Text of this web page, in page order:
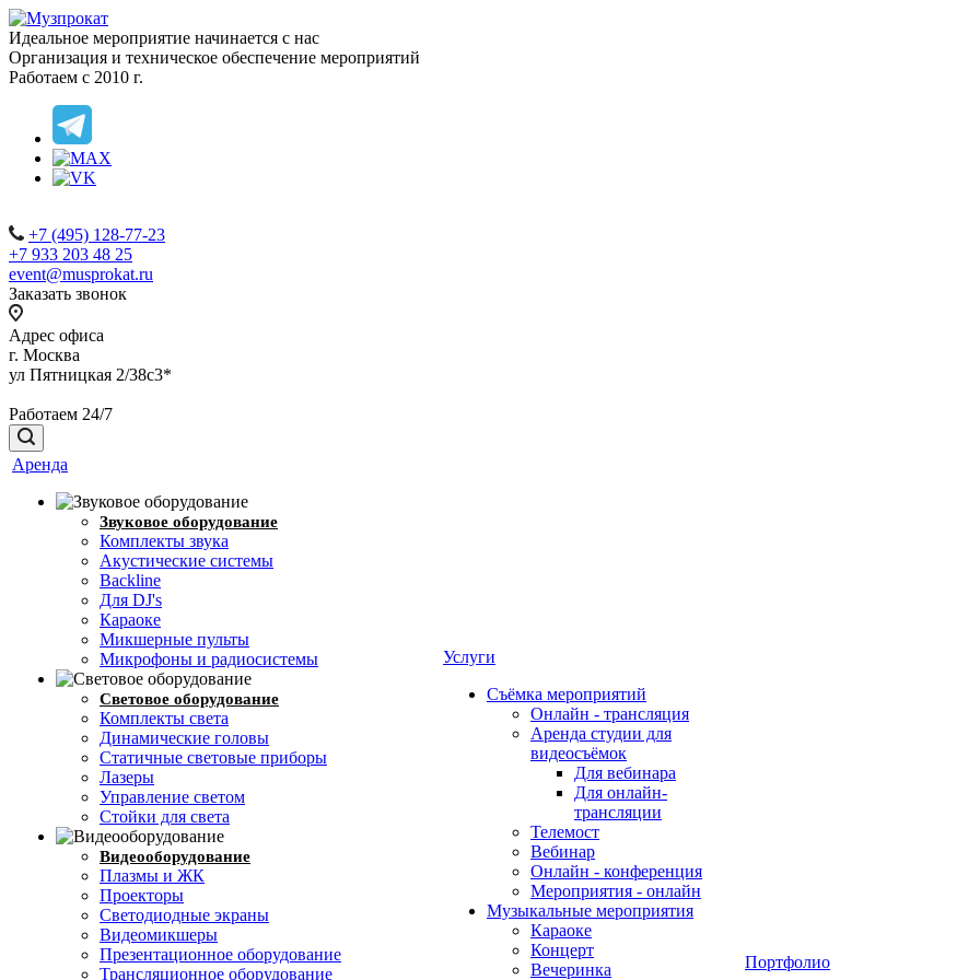
Идеальное мероприятие начинается с нас
Организация и техническое обеспечение мероприятий
Работаем с 2010 г.
+7 (495) 128-77-23
+7 933 203 48 25
event@musprokat.ru
Заказать звонок
Адрес офиса
г. Москва
ул Пятницкая 2/38с3*
Работаем 24/7
Аренда
Звуковое оборудование
Комплекты звука
Акустические системы
Backline
Для DJ's
Караоке
Микшерные пульты
Микрофоны и радиосистемы
Световое оборудование
Комплекты света
Динамические головы
Cтатичные световые приборы
Лазеры
Управление светом
Стойки для света
Видеооборудование
Плазмы и ЖК
Проекторы
Светодиодные экраны
Видеомикшеры
Презентационное оборудование
Трансляционное оборудование
Услуги
Съёмка мероприятий
Онлайн - трансляция
Аренда студии для
видеосъёмок
Для вебинара
Для онлайн-
трансляции
Телемост
Вебинар
Онлайн - конференция
Мероприятия - онлайн
Музыкальные мероприятия
Караоке
Концерт
Вечеринка
Портфолио